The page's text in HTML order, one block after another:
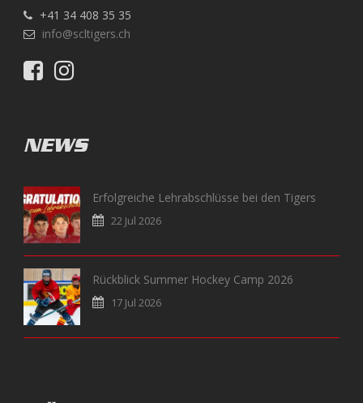
+41 34 408 35 35
info@scltigers.ch
NEWS
Erfolgreiche Lehrabschlüsse bei den Tigers
22 Jul 2026
Rückblick Summer Hockey Camp 2026
17 Jul 2026